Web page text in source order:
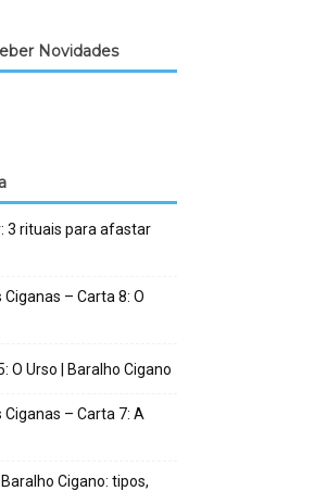
Novidades
3 rituais para afastar
– Carta 8: O
O Urso | Baralho Cigano
– Carta 7: A
Cigano: tipos,